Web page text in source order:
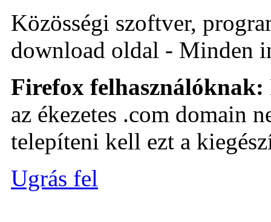
Közösségi szoftver,
download oldal - Minden
Firefox felhasználóknak:
az ékezetes .com domain
telepíteni kell ezt a
Ugrás fel